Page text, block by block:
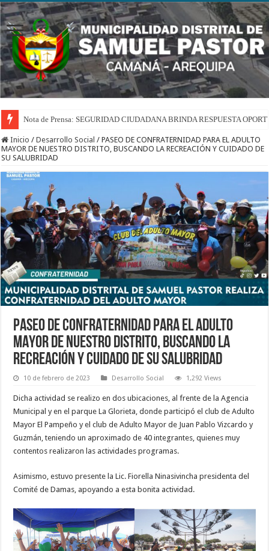
Nota de Prensa: SEGURIDAD CIUDADANA BRINDA RESPUESTA
Inicio / Desarrollo Social / PASEO DE CONFRATERNIDAD PARA EL ADULTO
MAYOR DE NUESTRO DISTRITO, BUSCANDO LA RECREACIÓN Y CUIDADO DE
SU SALUBRIDAD
PASEO DE CONFRATERNIDAD PARA EL ADULTO
MAYOR DE NUESTRO DISTRITO, BUSCANDO LA
RECREACIÓN Y CUIDADO DE SU SALUBRIDAD
10 de febrero de 2023 Desarrollo Social 1,292 Views
Dicha actividad se realizo en dos ubicaciones, al frente de la Agencia
Municipal y en el parque La Glorieta, donde participó el club de Adulto
Mayor El Pampeño y el club de Adulto Mayor de Juan Pablo Vizcardo y
Guzmán, teniendo un aproximado de 40 integrantes, quienes muy
contentos realizaron las actividades programas.
Asimismo, estuvo presente la Lic. Fiorella Ninasivincha presidenta del
Comité de Damas, apoyando a esta bonita actividad.